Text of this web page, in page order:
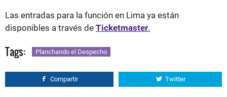
Las entradas para la función en Lima ya están
disponibles a través de Ticketmaster.
Tags: Planchando el Despecho
Compartir Twitter